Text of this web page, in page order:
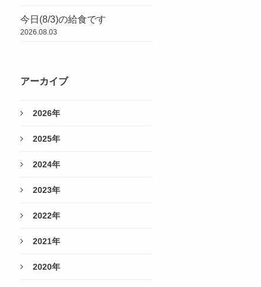
今日(8/3)の給食です
2026.08.03
アーカイブ
2026年
2025年
2024年
2023年
2022年
2021年
2020年